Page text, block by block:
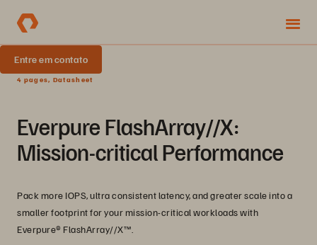
Entre em contato
4 pages, Datasheet
Everpure FlashArray//X:
Mission-critical Performance
Pack more IOPS, ultra consistent latency, and greater scale into a
smaller footprint for your mission-critical workloads with
Everpure®️ FlashArray//X™️.